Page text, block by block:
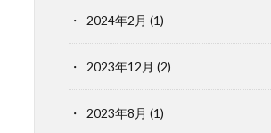
2024年2月 (1)
2023年12月 (2)
2023年8月 (1)